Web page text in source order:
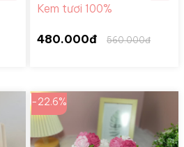
Kem tươi 100%
480.000đ 560.000đ
-22.6%